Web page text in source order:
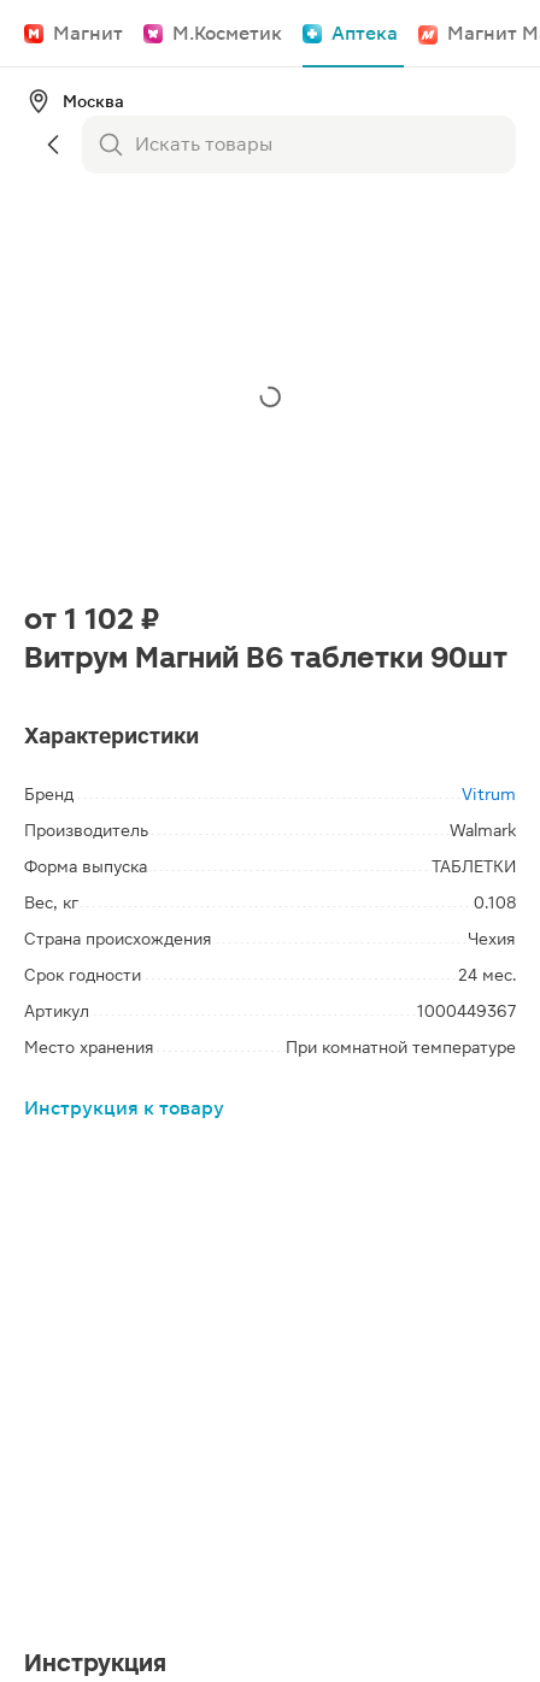
Магнит М.Косметик Аптека Магнит
Москва
от 1 102 ₽
Витрум Магний В6 таблетки 90шт
Характеристики
Бренд
Vitrum
Производитель
Walmark
Форма выпуска
ТАБЛЕТКИ
Вес, кг
0.108
Страна происхождения
Чехия
Срок годности
24 мес.
Артикул
1000449367
Место хранения
При комнатной температуре
Инструкция к товару
Инструкция